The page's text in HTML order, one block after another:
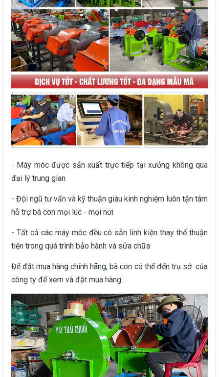
- Máy móc được sản xuất trực tiếp tại xưởng không qua
đại lý trung gian
- Đội ngũ tư vấn và kỹ thuận giàu kinh nghiệm luôn tận tâm
hỗ trợ bà con mọi lúc - mọi nơi
- Tất cả các máy móc đều có sẵn linh kiện thay thế thuận
tiện trong quá trình bảo hành và sửa chữa
Để đặt mua hàng chính hãng, bà con có thể đến trụ sở của
công ty để xem và đặt mua hàng: